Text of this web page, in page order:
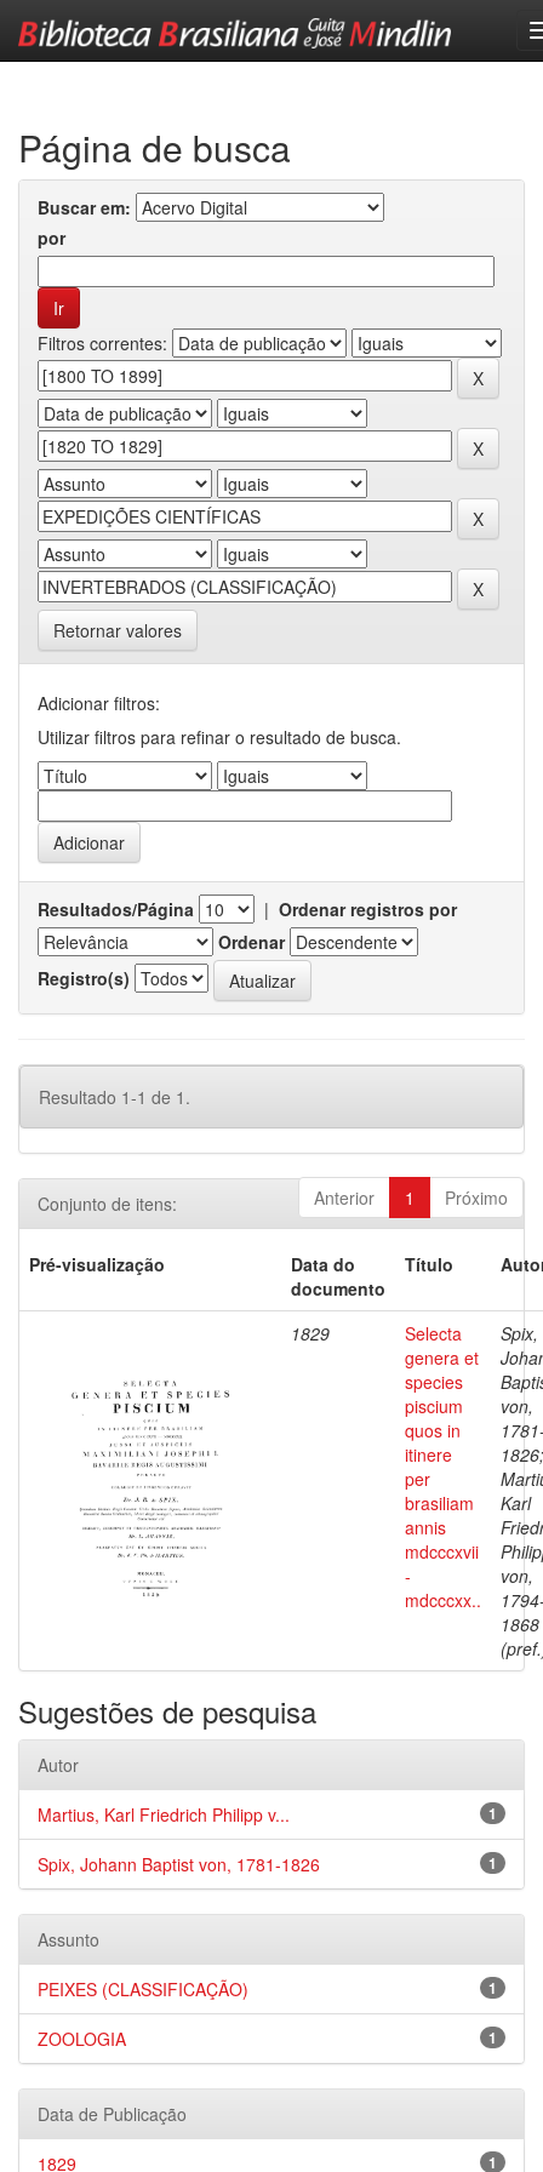
Página de busca
Buscar em:
por
Filtros correntes:
Retornar valores
Adicionar filtros:
Utilizar filtros para refinar o resultado de busca.
Resultados/Página | Ordenar registros por
Ordenar
Registro(s)
Resultado 1-1 de 1.
Anterior 1 Próximo
Conjunto de itens:
Pré-visualização
Data do
documento
Título
1829
Selecta
genera et
species
piscium
quos in
itinere
per
brasiliam
annis
mdcccxvii
-
mdcccxx..
Spix,
von,
1826;
Karl
von,
1868
Sugestões de pesquisa
Autor
1
Martius, Karl Friedrich Philipp v...
1
Spix, Johann Baptist von, 1781-1826
Assunto
1
PEIXES (CLASSIFICAÇÃO)
1
ZOOLOGIA
Data de Publicação
1
1829